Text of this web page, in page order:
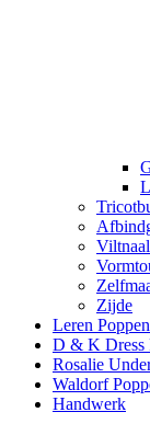
Zijde
Leren
D & K Dress
Rosalie
Waldorf
Handwerk